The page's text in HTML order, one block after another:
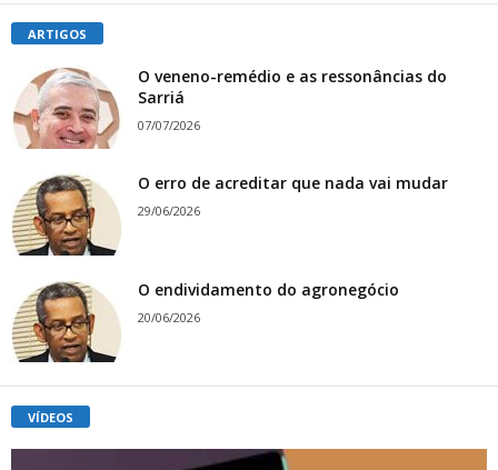
ARTIGOS
O veneno-remédio e as ressonâncias do
Sarriá
07/07/2026
O erro de acreditar que nada vai mudar
29/06/2026
O endividamento do agronegócio
20/06/2026
VÍDEOS